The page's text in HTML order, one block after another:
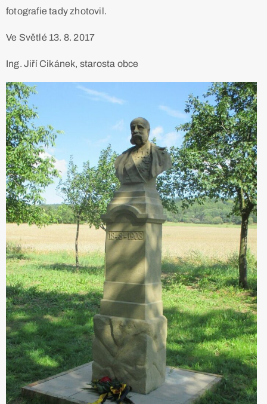
fotografie tady zhotovil.
Ve Světlé 13. 8. 2017
Ing. Jiří Cikánek, starosta obce